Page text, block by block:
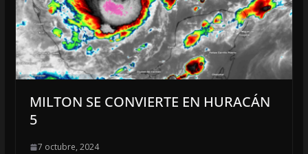
MILTON SE CONVIERTE EN HURACÁN
5
7 octubre, 2024